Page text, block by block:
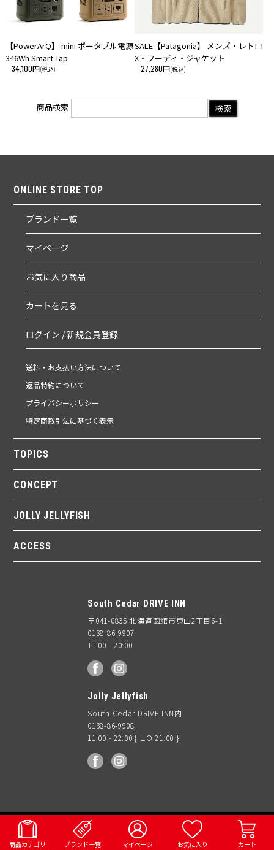
【PowerArQ】 mini ポータブル電源
346Wh Smart Tap
34,100円(税込)
SALE【Patagonia】 メンズ・レトロ
X・フーディ・ジャケット
27,280円(税込)
商品検索
ONLINE STORE TOP
ブランド一覧
マイページ
お気に入り商品
カートを見る
ログイン / 新規会員登録
送料・お支払い方法について
返品特約について
プライバシーポリシー
特定商取引法に基づく表示
TOPICS
CONCEPT
JOLLY JELLYFISH
ACCESS
South Cedar DRIVE INN
〒041-0835 北海道函館市東山2丁目6-1
0138-86-9907
11:00 - 20:00
facebook
Jolly Jellyfish
South Cedar DRIVE INN内
0138-86-9908
11:00 - 22:00 { L.O.21:00 }
facebook
© 2018 South Ceder DRIVE INN
商品カテゴリ
MENS WOMENS KIDS & BABY OUTDOOR ACCESSORY VINTAGE
ブランド一覧
AO Coolers
マイページ お気に入り カート